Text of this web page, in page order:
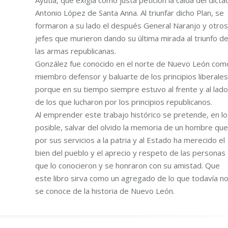
Antonio López de Santa Anna. Al triunfar dicho Plan, se
formaron a su lado el después General Naranjo y otros
jefes que murieron dando su última mirada al triunfo de
las armas republicanas.
González fue conocido en el norte de Nuevo León
miembro defensor y baluarte de los principios
porque en su tiempo siempre estuvo al frente y al lado
de los que lucharon por los principios republicanos.
Al emprender este trabajo histórico se pretende, en lo
posible, salvar del olvido la memoria de un hombre que
por sus servicios a la patria y al Estado ha merecido el
bien del pueblo y el aprecio y respeto de las personas
que lo conocieron y se honraron con su amistad. Que
este libro sirva como un agregado de lo que todavía no
se conoce de la historia de Nuevo León.